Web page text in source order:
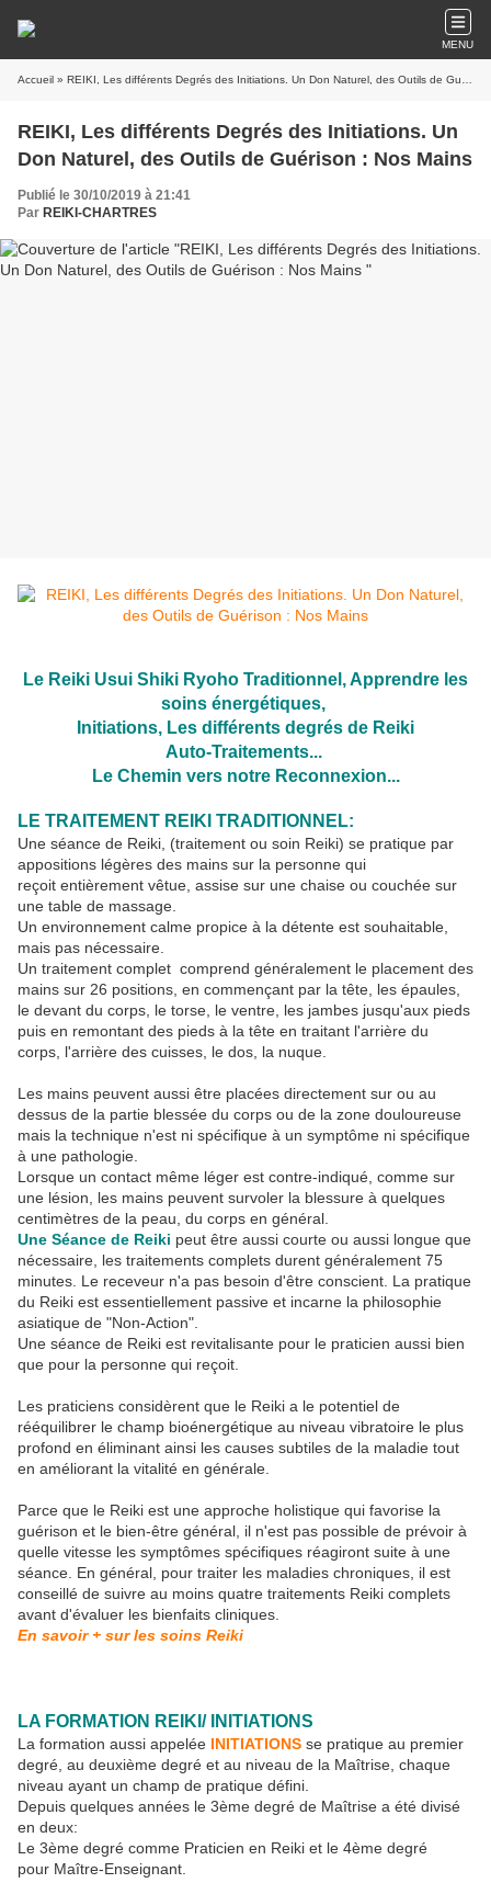
MENU
Accueil » REIKI, Les différents Degrés des Initiations. Un Don Naturel, des Outils de Guérison : Nos Mains
REIKI, Les différents Degrés des Initiations. Un
Don Naturel, des Outils de Guérison : Nos Mains
Publié le 30/10/2019 à 21:41
Par REIKI-CHARTRES
Le Reiki Usui Shiki Ryoho Traditionnel, Apprendre les
soins énergétiques,
Initiations, Les différents degrés de Reiki
Auto-Traitements...
Le Chemin vers notre Reconnexion...
LE TRAITEMENT REIKI TRADITIONNEL:
Une séance de Reiki, (traitement ou soin Reiki) se pratique par
appositions légères des mains sur la personne qui
reçoit entièrement vêtue, assise sur une chaise ou couchée sur
une table de massage.
Un environnement calme propice à la détente est souhaitable,
mais pas nécessaire.
Un traitement complet comprend généralement le placement des
mains sur 26 positions, en commençant par la tête, les épaules,
le devant du corps, le torse, le ventre, les jambes jusqu'aux pieds
puis en remontant des pieds à la tête en traitant l'arrière du
corps, l'arrière des cuisses, le dos, la nuque.
Les mains peuvent aussi être placées directement sur ou au
dessus de la partie blessée du corps ou de la zone douloureuse
mais la technique n'est ni spécifique à un symptôme ni spécifique
à une pathologie.
Lorsque un contact même léger est contre-indiqué, comme sur
une lésion, les mains peuvent survoler la blessure à quelques
centimètres de la peau, du corps en général.
Une Séance de Reiki peut être aussi courte ou aussi longue que
nécessaire, les traitements complets durent généralement 75
minutes. Le receveur n'a pas besoin d'être conscient. La pratique
du Reiki est essentiellement passive et incarne la philosophie
asiatique de "Non-Action".
Une séance de Reiki est revitalisante pour le praticien aussi bien
que pour la personne qui reçoit.
Les praticiens considèrent que le Reiki a le potentiel de
rééquilibrer le champ bioénergétique au niveau vibratoire le plus
profond en éliminant ainsi les causes subtiles de la maladie tout
en améliorant la vitalité en générale.
Parce que le Reiki est une approche holistique qui favorise la
guérison et le bien-être général, il n'est pas possible de prévoir à
quelle vitesse les symptômes spécifiques réagiront suite à une
séance. En général, pour traiter les maladies chroniques, il est
conseillé de suivre au moins quatre traitements Reiki complets
avant d'évaluer les bienfaits cliniques.
En savoir + sur les soins Reiki
LA FORMATION REIKI/ INITIATIONS
La formation aussi appelée INITIATIONS se pratique au premier
degré, au deuxième degré et au niveau de la Maîtrise, chaque
niveau ayant un champ de pratique défini.
Depuis quelques années le 3ème degré de Maîtrise a été divisé
en deux:
Le 3ème degré comme Praticien en Reiki et le 4ème degré
pour Maître-Enseignant.